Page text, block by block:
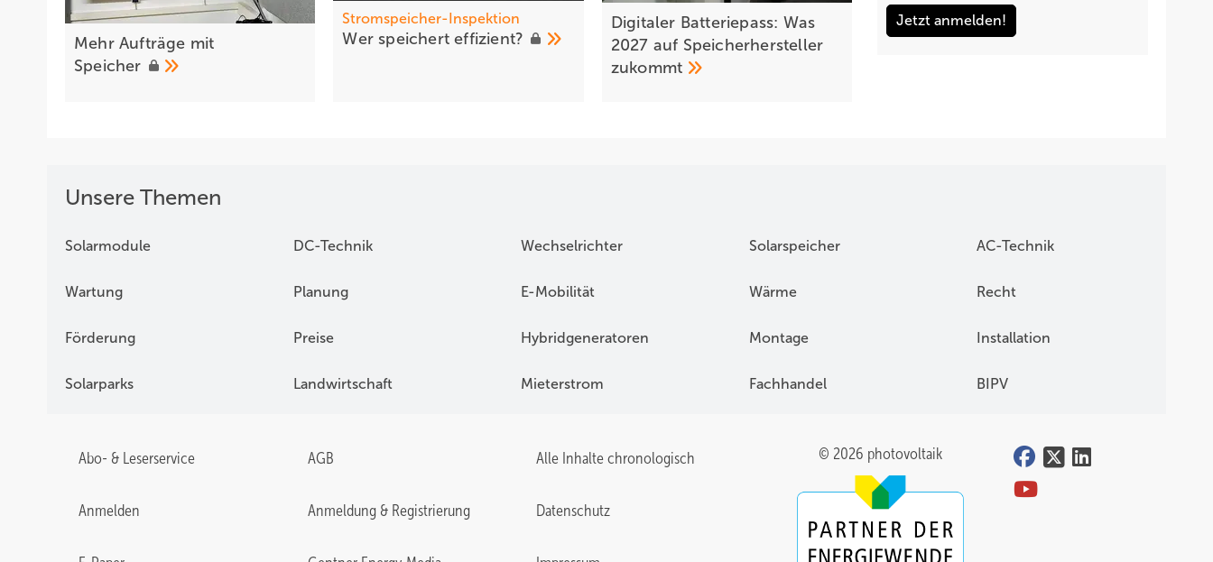
Mehr Aufträge mit
Speicher
Stromspeicher-Inspektion
Wer speicherteffizient?
Digitaler Batteriepass: Was
2027 auf Speicherhersteller
zukommt
Jetzt anmelden!
Unsere Themen
Solarmodule DC-Technik Wechselrichter Solarspeicher AC-Technik
Wartung Planung E-Mobilität Wärme Recht
Förderung Preise Hybridgeneratoren Montage Installation
Solarparks Landwirtschaft Mieterstrom Fachhandel BIPV
Abo- & Leserservice AGB Alle Inhalte chronologisch
Anmelden Anmeldung & Registrierung Datenschutz
© 2026 photovoltaik